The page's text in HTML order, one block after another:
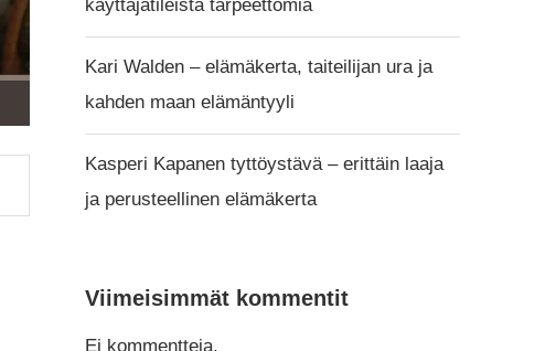
käyttäjätileistä tarpeettomia
Kari Walden – elämäkerta, taiteilijan ura ja
kahden maan elämäntyyli
Kasperi Kapanen tyttöystävä – erittäin laaja
ja perusteellinen elämäkerta
Viimeisimmät kommentit
Ei kommentteja.